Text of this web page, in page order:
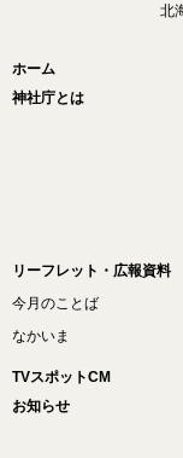
北
ホーム
神社庁とは
リーフレット・広報資料
今月のことば
なかいま
TVスポットCM
お知らせ